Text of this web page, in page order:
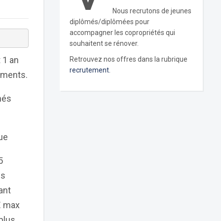
an
max
Nous recrutons de jeunes
diplômés/diplômées pour
accompagner les copropriétés qui
souhaitent se rénover.
Retrouvez nos offres dans la rubrique
recrutement.